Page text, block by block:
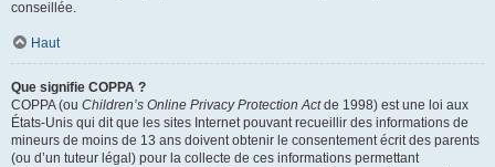
conseillée.
Haut
Que signifie COPPA ?
COPPA (ou Children’s Online Privacy Protection Actde 1998) est une loi aux
États-Unis qui dit que les sites Internet pouvant recueillir des informations de
mineurs de moins de 13 ans doivent obtenir le consentement écrit des parents
(ou d’un tuteur légal) pour la collecte de ces informations permettant